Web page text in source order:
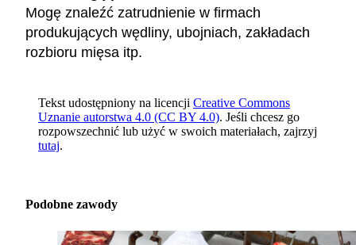
Mogę znaleźć zatrudnienie w firmach
produkujących wędliny, ubojniach, zakładach
rozbioru mięsa itp.
Tekst udostępniony na licencji Creative Commons
Uznanie autorstwa 4.0 (CC BY 4.0). Jeśli chcesz go
rozpowszechnić lub użyć w swoich materiałach, zajrzyj
tutaj.
Podobne zawody